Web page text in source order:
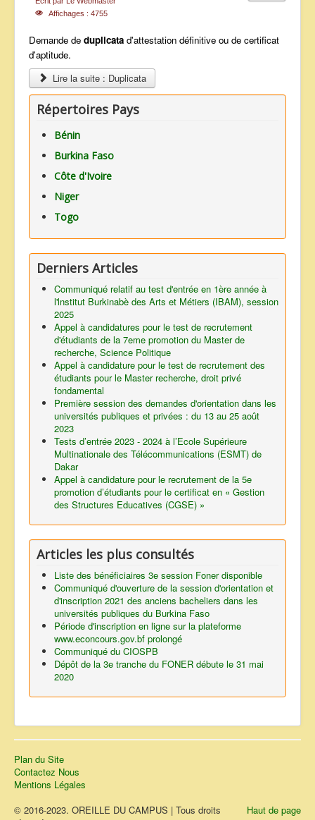
Affichages : 4755
Demande de duplicata d'attestation définitive ou de certificat
d'aptitude.
Lire la suite : Duplicata
Répertoires Pays
Bénin
Burkina Faso
Côte d'Ivoire
Niger
Togo
Derniers Articles
Communiqué relatif au test d'entrée en 1ère année à
l'lnstitut Burkinabè des Arts et Métiers (IBAM), session
2025
Appel à candidatures pour le test de recrutement
d'étudiants de la 7eme promotion du Master de
recherche, Science Politique
Appel à candidature pour le test de recrutement des
étudiants pour le Master recherche, droit privé
fondamental
Première session des demandes d'orientation dans les
universités publiques et privées : du 13 au 25 août
2023
Tests d’entrée 2023 - 2024 à l’Ecole Supérieure
Multinationale des Télécommunications (ESMT) de
Dakar
Appel à candidature pour le recrutement de la 5e
promotion d’étudiants pour le certificat en « Gestion
des Structures Educatives (CGSE) »
Articles les plus consultés
Liste des bénéficiaires 3e session Foner disponible
Communiqué d'ouverture de la session d'orientation et
d'inscription 2021 des anciens bacheliers dans les
universités publiques du Burkina Faso
Période d'inscription en ligne sur la plateforme
www.econcours.gov.bf prolongé
Communiqué du CIOSPB
Dépôt de la 3e tranche du FONER débute le 31 mai
2020
Plan du Site
Contactez Nous
Mentions Légales
Haut de page
© 2016-2023. OREILLE DU CAMPUS | Tous droits